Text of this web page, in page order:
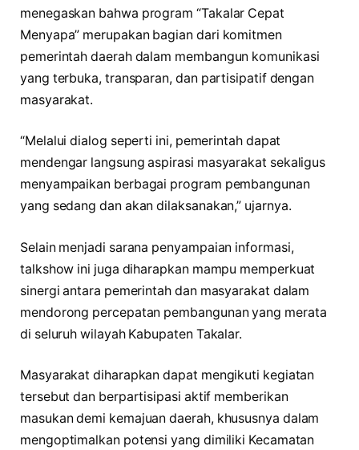
menegaskan bahwa program “Takalar Cepat
Menyapa” merupakan bagian dari komitmen
pemerintah daerah dalam membangun komunikasi
yang terbuka, transparan, dan partisipatif dengan
masyarakat.
“Melalui dialog seperti ini, pemerintah dapat
mendengar langsung aspirasi masyarakat sekaligus
menyampaikan berbagai program pembangunan
yang sedang dan akan dilaksanakan,” ujarnya.
Selain menjadi sarana penyampaian informasi,
talkshow ini juga diharapkan mampu memperkuat
sinergi antara pemerintah dan masyarakat dalam
mendorong percepatan pembangunan yang merata
di seluruh wilayah Kabupaten Takalar.
Masyarakat diharapkan dapat mengikuti kegiatan
tersebut dan berpartisipasi aktif memberikan
masukan demi kemajuan daerah, khususnya dalam
mengoptimalkan potensi yang dimiliki Kecamatan